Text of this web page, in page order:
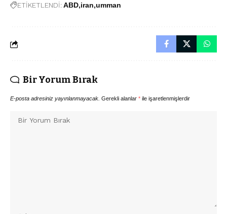
ETİKETLENDİ:ABD iran umman
Bir Yorum Bırak
E-posta adresiniz yayınlanmayacak. Gerekli alanlar * ile işaretlenmişlerdir